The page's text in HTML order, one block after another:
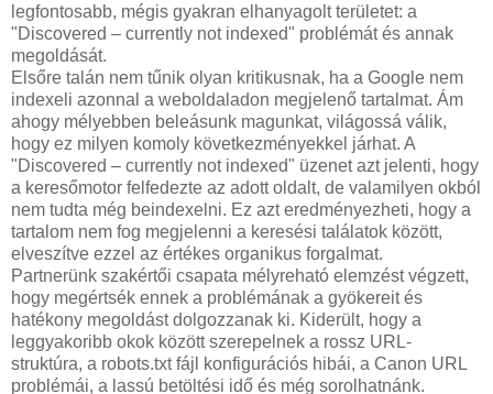
legfontosabb, mégis gyakran elhanyagolt területet: a
"Discovered – currently not indexed" problémát és annak
megoldását.
Elsőre talán nem tűnik olyan kritikusnak, ha a Google nem
indexeli azonnal a weboldaladon megjelenő tartalmat. Ám
ahogy mélyebben beleásunk magunkat, világossá válik,
hogy ez milyen komoly következményekkel járhat. A
"Discovered – currently not indexed" üzenet azt jelenti, hogy
a keresőmotor felfedezte az adott oldalt, de valamilyen okból
nem tudta még beindexelni. Ez azt eredményezheti, hogy a
tartalom nem fog megjelenni a keresési találatok között,
elveszítve ezzel az értékes organikus forgalmat.
Partnerünk szakértői csapata mélyreható elemzést végzett,
hogy megértsék ennek a problémának a gyökereit és
hatékony megoldást dolgozzanak ki. Kiderült, hogy a
leggyakoribb okok között szerepelnek a rossz URL-
struktúra, a robots.txt fájl konfigurációs hibái, a Canon URL
problémái, a lassú betöltési idő és még sorolhatnánk.